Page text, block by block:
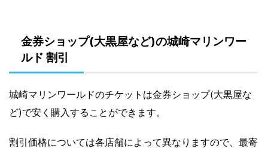
金券ショップ(大黒屋など)の城崎マリンワー
ルド 割引
城崎マリンワールドのチケットは金券ショップ(大黒屋な
ど)で安く購入することができます。
割引価格については各店舗によって異なりますので、最寄